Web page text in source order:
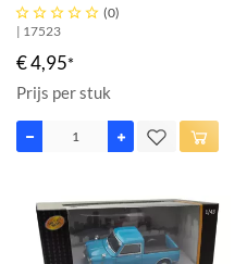
     (0)
| 17523
€ 4,95*
Prijs per stuk